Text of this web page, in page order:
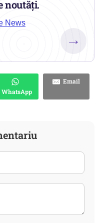
noutăți.
News
→
WhatsApp
Email